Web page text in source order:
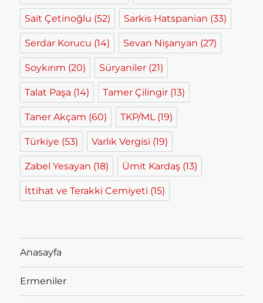
Sait Çetinoğlu (52) Sarkis Hatspanian (33)
Serdar Korucu (14) Sevan Nişanyan (27)
Soykırım (20) Süryaniler (21)
Talat Paşa (14) Tamer Çilingir (13)
Taner Akçam (60) TKP/ML(19)
Türkiye (53) Varlık Vergisi (19)
Zabel Yesayan (18) Ümit Kardaş (13)
İttihat ve Terakki Cemiyeti (15)
Anasayfa
Ermeniler